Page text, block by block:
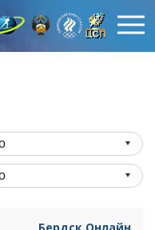
Бердск Онлайн